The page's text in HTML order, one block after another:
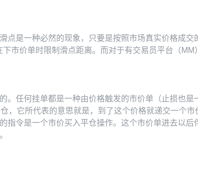
是一种必然的现象，只要是按照市场真实价格成
市价单时限制滑点距离。而对于有交易员平台（
任何挂单都是一种由价格触发的市价单（止损也是
，它所代表的意思就是，到了这个价格就递交一个
令是一个市价买入平仓操作。这个市价单进去以后